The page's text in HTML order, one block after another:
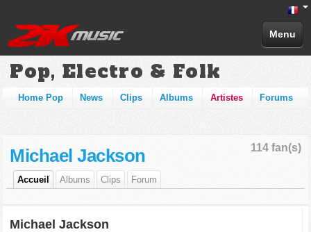
Menu
Pop, Electro & Folk
Home Pop News Clips Albums Artistes Forums
114 fan(s)
Michael Jackson
Accueil Albums Clips Forum
Michael Jackson